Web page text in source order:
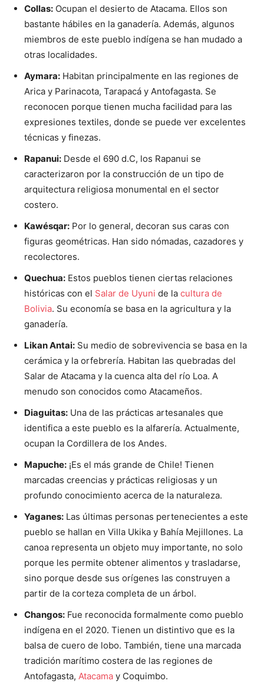
Collas: Ocupan el desierto de Atacama. Ellos son
bastante hábiles en la ganadería. Además, algunos
miembros de este pueblo indígena se han mudado a
otras localidades.
Aymara: Habitan principalmente en las regiones de
Arica y Parinacota, Tarapacá y Antofagasta. Se
reconocen porque tienen mucha facilidad para las
expresiones textiles, donde se puede ver excelentes
técnicas y finezas.
Rapanui: Desde el 690 d.C, los Rapanui se
caracterizaron por la construcción de un tipo de
arquitectura religiosa monumental en el sector
costero.
Kawésqar: Por lo general, decoran sus caras con
figuras geométricas. Han sido nómadas, cazadores y
recolectores.
Quechua: Estos pueblos tienen ciertas relaciones
históricas con el Salar de Uyuni de la cultura de
Bolivia. Su economía se basa en la agricultura y la
ganadería.
Likan Antai: Su medio de sobrevivencia se basa en la
cerámica y la orfebrería. Habitan las quebradas del
Salar de Atacama y la cuenca alta del río Loa. A
menudo son conocidos como Atacameños.
Diaguitas: Una de las prácticas artesanales que
identifica a este pueblo es la alfarería. Actualmente,
ocupan la Cordillera de los Andes.
Mapuche: ¡Es el más grande de Chile! Tienen
marcadas creencias y prácticas religiosas y un
profundo conocimiento acerca de la naturaleza.
Yaganes: Las últimas personas pertenecientes a este
pueblo se hallan en Villa Ukika y Bahía Mejillones. La
canoa representa un objeto muy importante, no solo
porque les permite obtener alimentos y trasladarse,
sino porque desde sus orígenes las construyen a
partir de la corteza completa de un árbol.
Changos: Fue reconocida formalmente como pueblo
indígena en el 2020. Tienen un distintivo que es la
balsa de cuero de lobo. También, tiene una marcada
tradición marítimo costera de las regiones de
Antofagasta, Atacama y Coquimbo.